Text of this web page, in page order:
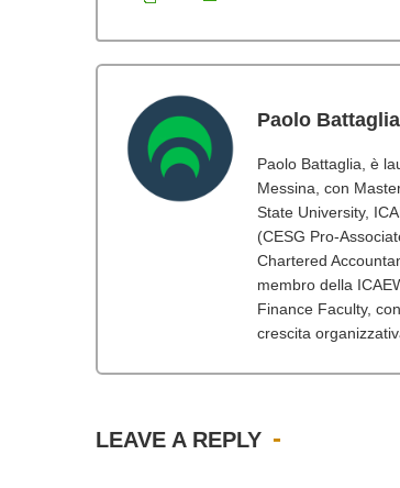
Paolo Battaglia
Paolo Battaglia, è
Messina, con
State University,
(CESG Pro-
Chartered
membro della
Finance Faculty,
crescita
LEAVE A REPLY